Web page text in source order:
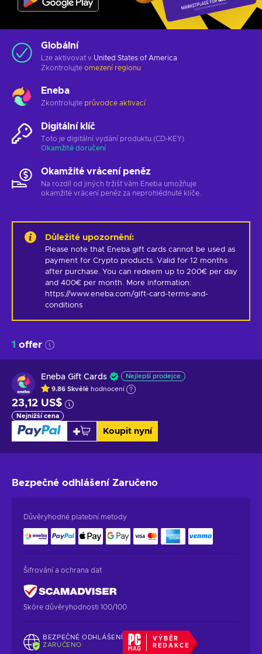
Globální
Lze aktivovat v United States of America
Zkontrolujte omezení regionu
Eneba
Zkontrolujte průvodce aktivací
Digitální klíč
Toto je digitální vydání produktu (CD-KEY)
Okamžité doručení
Okamžité vrácení peněz
Na rozdíl od jiných tržišť vám Eneba umožňuje
okamžité vrácení peněz za neprohlédnuté klíče.
Důležité upozornění:
Please note that Eneba gift cards cannot be used as
payment for Crypto products. Valid for 12 months
after purchase. You can redeem up to 200€ per day
and 400€ per month. More information:
https://www.eneba.com/gift-card-terms-and-
conditions
1 offer
Eneba Gift Cards Nejlepší prodejce
9.86 Skvělé hodnocení
23,12 US$
Nejnižší cena
Koupit nyní
Bezpečné odhlášení Zaručeno
Důvěryhodné platební metody
Šifrování a ochrana dat
Skóre důvěryhodnosti 100/100
BEZPEČNÉ ODHLÁŠENÍ
ZARUČENO
VÝBĚR
REDAKCE